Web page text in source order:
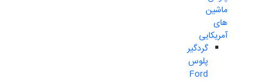
ماشین
های
آمریکایی
گردگیر
پلوس
Ford